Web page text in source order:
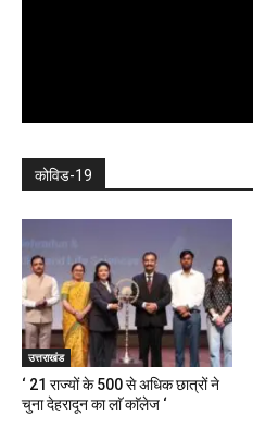
कोविड-19
उत्तराखंड
‘ 21 राज्यों के 500 से अधिक छात्रों ने
चुना देहरादून का लाॅ काॅलेज ‘